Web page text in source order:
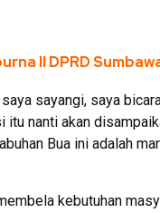
II DPRD
sayangi, saya
nanti akan
Bua ini adalah
kebutuhan